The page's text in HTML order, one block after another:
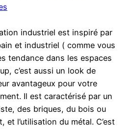
industriel est inspiré par
et industriel ( comme vous
tendance dans les espaces
c’est aussi un look de
avantageux pour votre
Il est caractérisé par un
des briques, du bois ou
et l’utilisation du métal. C’est